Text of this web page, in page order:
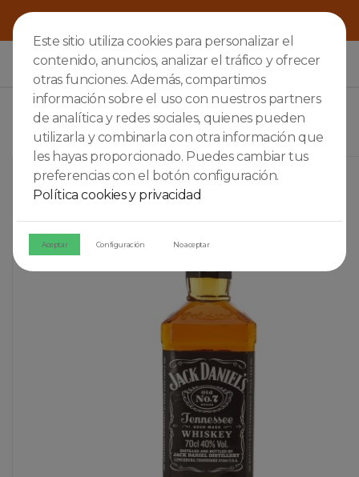
Este sitio utiliza cookies para personalizar el
contenido, anuncios, analizar el tráfico y ofrecer
otras funciones. Además, compartimos
información sobre el uso con nuestros partners
de analítica y redes sociales, quienes pueden
utilizarla y combinarla con otra información que
les hayas proporcionado. Puedes cambiar tus
preferencias con el botón configuración.
Política cookies y privacidad
Aceptar Configuración No aceptar